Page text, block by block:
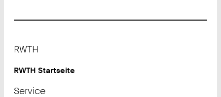
RWTH
RWTH Startseite
Service